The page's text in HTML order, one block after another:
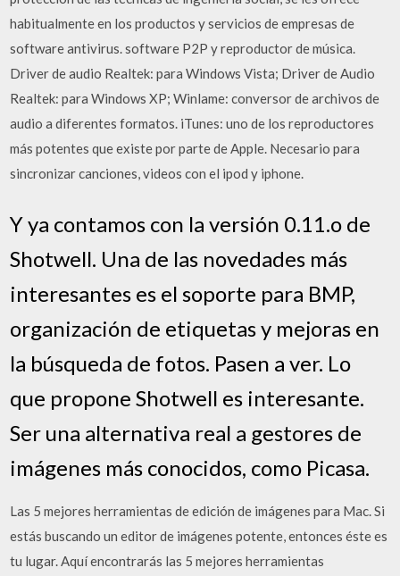
habitualmente en los productos y servicios de empresas de
software antivirus. software P2P y reproductor de música.
Driver de audio Realtek: para Windows Vista; Driver de Audio
Realtek: para Windows XP; Winlame: conversor de archivos de
audio a diferentes formatos. iTunes: uno de los reproductores
más potentes que existe por parte de Apple. Necesario para
sincronizar canciones, videos con el ipod y iphone.
Y ya contamos con la versión 0.11.o de
Shotwell. Una de las novedades más
interesantes es el soporte para BMP,
organización de etiquetas y mejoras en
la búsqueda de fotos. Pasen a ver. Lo
que propone Shotwell es interesante.
Ser una alternativa real a gestores de
imágenes más conocidos, como Picasa.
Las 5 mejores herramientas de edición de imágenes para Mac. Si
estás buscando un editor de imágenes potente, entonces éste es
tu lugar. Aquí encontrarás las 5 mejores herramientas